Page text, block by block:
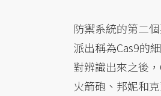
防禦系統的第二
派出稱為Cas9的
對辨識出來之後
火箭砲、邦妮和克